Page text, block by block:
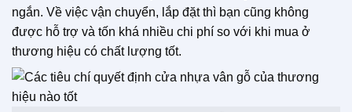
ngắn. Về việc vận chuyển, lắp đặt thì bạn cũng không
được hỗ trợ và tốn khá nhiều chi phí so với khi mua ở
thương hiệu có chất lượng tốt.